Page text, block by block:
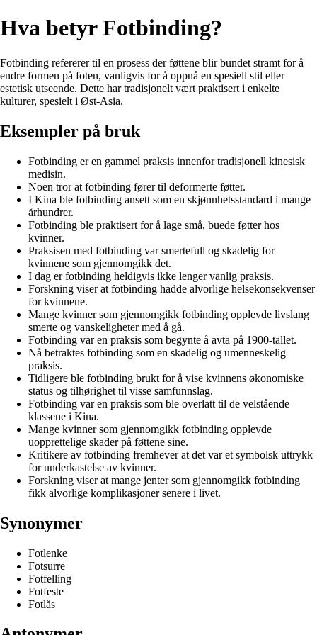
Hva betyr Fotbinding?
Fotbinding refererer til en prosess der føttene blir bundet stramt for å
endre formen på foten, vanligvis for å oppnå en spesiell stil eller
estetisk utseende. Dette har tradisjonelt vært praktisert i enkelte
kulturer, spesielt i Øst-Asia.
Eksempler på bruk
Fotbinding er en gammel praksis innenfor tradisjonell kinesisk
medisin.
Noen tror at fotbinding fører til deformerte føtter.
I Kina ble fotbinding ansett som en skjønnhetsstandard i mange
århundrer.
Fotbinding ble praktisert for å lage små, buede føtter hos
kvinner.
Praksisen med fotbinding var smertefull og skadelig for
kvinnene som gjennomgikk det.
I dag er fotbinding heldigvis ikke lenger vanlig praksis.
Forskning viser at fotbinding hadde alvorlige helsekonsekvenser
for kvinnene.
Mange kvinner som gjennomgikk fotbinding opplevde livslang
smerte og vanskeligheter med å gå.
Fotbinding var en praksis som begynte å avta på 1900-tallet.
Nå betraktes fotbinding som en skadelig og umenneskelig
praksis.
Tidligere ble fotbinding brukt for å vise kvinnens økonomiske
status og tilhørighet til visse samfunnslag.
Fotbinding var en praksis som ble overlatt til de velstående
klassene i Kina.
Mange kvinner som gjennomgikk fotbinding opplevde
uopprettelige skader på føttene sine.
Kritikere av fotbinding fremhever at det var et symbolsk uttrykk
for underkastelse av kvinner.
Forskning viser at mange jenter som gjennomgikk fotbinding
fikk alvorlige komplikasjoner senere i livet.
Synonymer
Fotlenke
Fotsurre
Fotfelling
Fotfeste
Fotlås